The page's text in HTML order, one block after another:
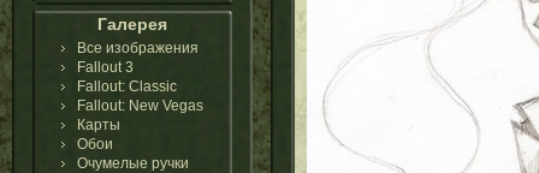
Галерея
Все изображения
Fallout 3
Fallout: Classic
Fallout: New Vegas
Карты
Обои
Очумелые ручки